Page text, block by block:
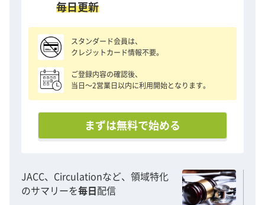
毎日更新
スタンダード会員は、
クレジットカード情報不要。
ご登録内容の確認後、
当日〜2営業日以内に利用開始となります。
まずは無料で始める
JACC、Circulationなど、領域特化
のサマリーを毎日 配信